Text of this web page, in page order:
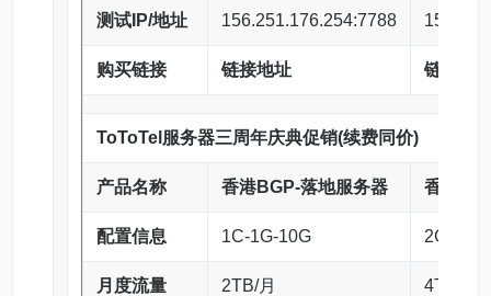
测试IP/地址 156.251.176.254:7788
购买链接 链接地址 链接地
ToToTel服务器三周年庆典促销(续费同价)
产品名称 香港BGP-落地服务器 香港
配置信息 1C-1G-10G 2C-2G-
月度流量 2TB/月 4TB/月